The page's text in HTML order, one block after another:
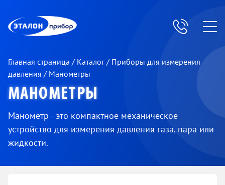
Главная страница / Каталог / Приборы для измерения
давления / Манометры
МАНОМЕТРЫ
Манометр - это компактное механическое
устройство для измерения давления газа, пара или
жидкости.